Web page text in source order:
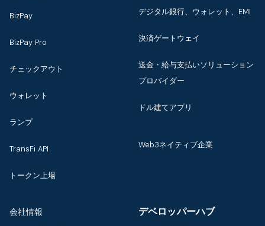
BizPay
BizPay Pro
チェックアウト
ウォレット
ランプ
TransFi API
トークン上場
デジタル銀行、ウォレット、EMI
決済ゲートウェイ
送金・給与支払いソリューション
プロバイダー
ドル建てアプリ
Web3ネイティブ企業
会社情報 デベロッパーハブ